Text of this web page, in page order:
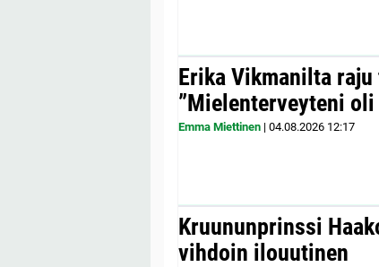
Erika Vikmanilta
”Mielenterveyteni oli
Emma Miettinen | 04.08.2026 12:17
Kruununprinssi
vihdoin ilouutinen